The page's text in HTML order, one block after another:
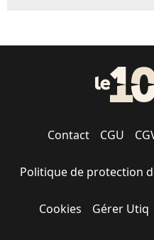
Contact CGU
Politique de protection
Cookies Gérer Utiq